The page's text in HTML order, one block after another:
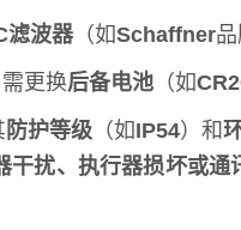
滤波器（如Schaffner
更换后备电池 （如
防护等级（如IP54）和
干扰、执行器损坏或